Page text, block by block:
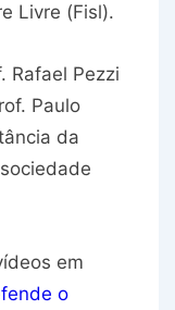
Livre (Fisl).
Rafael Pezzi
Paulo
da
em
o